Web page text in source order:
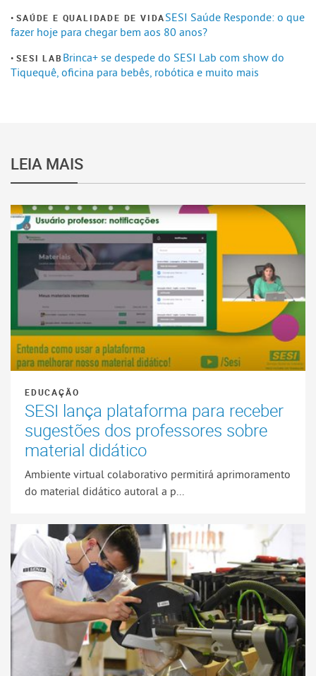
SAÚDE E QUALIDADE DE VIDASESI Saúde Responde: o que
fazer hoje para chegar bem aos 80 anos?
SESI LAB Brinca+ se despede do SESI Lab com show do
Tiquequê, oficina para bebês, robótica e muito mais
LEIA MAIS
EDUCAÇÃO
SESI lança plataforma para receber
sugestões dos professores sobre
material didático
Ambiente virtual colaborativo permitirá aprimoramento
do material didático autoral a p...